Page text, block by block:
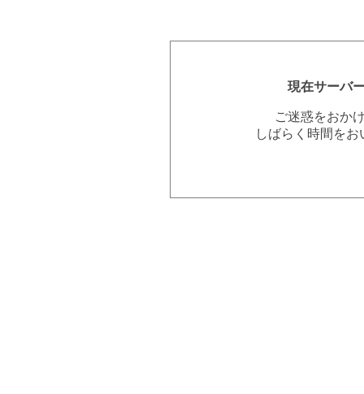
現在サーバ
ご迷惑をおか
しばらく時間を